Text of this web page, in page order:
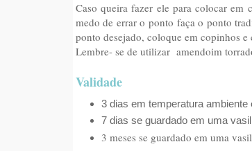
Caso queira fazer ele para colocar
medo de errar o ponto faça o ponto
ponto desejado, coloque em copinhos
Lembre- se de utilizar amendoim
Validade
3 dias em temperatura
7 dias se guardado em uma
3 meses se guardado em uma